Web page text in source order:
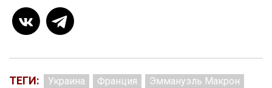
ТЕГИ: Украина Франция Эммануэль Макрон